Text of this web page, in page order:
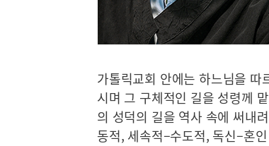
가톨릭교회 안에는 하느님을 따
시며 그 구체적인 길을 성령께
의 성덕의 길을 역사 속에 써내
동적, 세속적–수도적, 독신–혼